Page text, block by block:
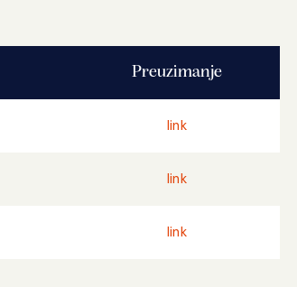
Preuzimanje
link
link
link